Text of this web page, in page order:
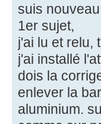
suis
1er sujet,
j'ai lu et relu,
j'ai installé
dois la
enlever la
aluminium.